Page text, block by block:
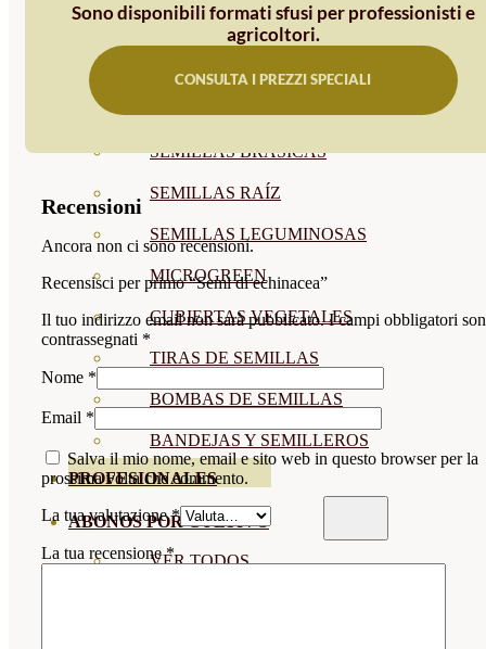
SEMILLAS FLORES
SEMILLAS BRASICAS
SEMILLAS RAÍZ
SEMILLAS LEGUMINOSAS
MICROGREEN
CUBIERTAS VEGETALES
TIRAS DE SEMILLAS
BOMBAS DE SEMILLAS
BANDEJAS Y SEMILLEROS
PROFESIONALES
ABONOS POR CULTIVO
VER TODOS
Sono disponibili formati sfusi per professionisti e
agricoltori.
CONSULTA I PREZZI SPECIALI
Recensioni
Ancora non ci sono recensioni.
Recensisci per primo “Semi di echinacea”
Il tuo indirizzo email non sarà pubblicato. I campi obbligatori
contrassegnati *
Nome *
Email *
Salva il mio nome, email e sito web in questo browser per la
prossima volta che commento.
La tua valutazione*
La tua recensione*